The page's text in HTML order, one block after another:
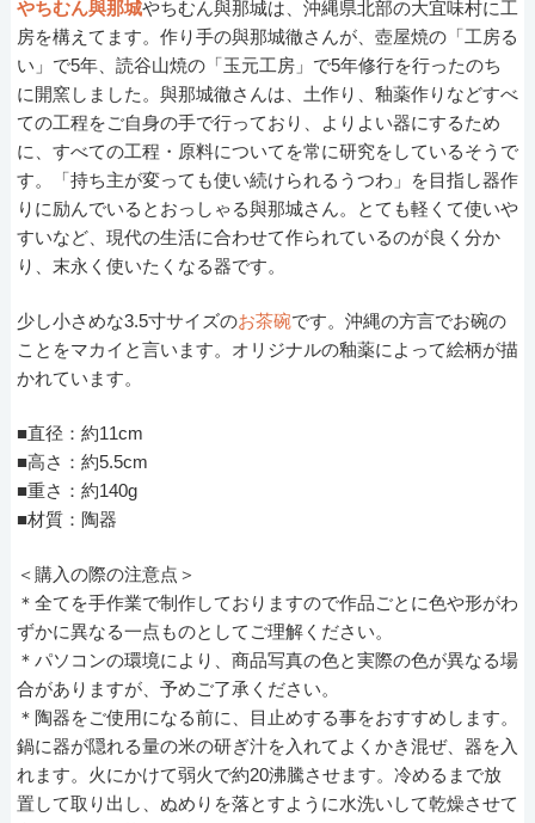
やちむん與那城やちむん與那城は、沖縄県北部の大宜味村に工
房を構えてます。作り手の與那城徹さんが、壺屋焼の「工房る
い」で5年、読谷山焼の「玉元工房」で5年修行を行ったのち
に開窯しました。與那城徹さんは、土作り、釉薬作りなどすべ
ての工程をご自身の手で行っており、よりよい器にするため
に、すべての工程・原料についてを常に研究をしているそうで
す。「持ち主が変っても使い続けられるうつわ」を目指し器作
りに励んでいるとおっしゃる與那城さん。とても軽くて使いや
すいなど、現代の生活に合わせて作られているのが良く分か
り、末永く使いたくなる器です。
少し小さめな3.5寸サイズのお茶碗です。沖縄の方言でお碗の
ことをマカイと言います。オリジナルの釉薬によって絵柄が描
かれています。
■直径：約11cm
■高さ：約5.5cm
■重さ：約140g
■材質：陶器
＜購入の際の注意点＞
＊全てを手作業で制作しておりますので作品ごとに色や形がわ
ずかに異なる一点ものとしてご理解ください。
＊パソコンの環境により、商品写真の色と実際の色が異なる場
合がありますが、予めご了承ください。
＊陶器をご使用になる前に、目止めする事をおすすめします。
鍋に器が隠れる量の米の研ぎ汁を入れてよくかき混ぜ、器を入
れます。火にかけて弱火で約20沸騰させます。冷めるまで放
置して取り出し、ぬめりを落とすように水洗いして乾燥させて